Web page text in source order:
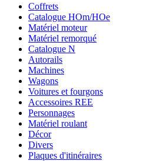
Coffrets
Catalogue HOm/HOe
Matériel moteur
Matériel remorqué
Catalogue N
Autorails
Machines
Wagons
Voitures et fourgons
Accessoires REE
Personnages
Matériel roulant
Décor
Divers
Plaques d'itinéraires